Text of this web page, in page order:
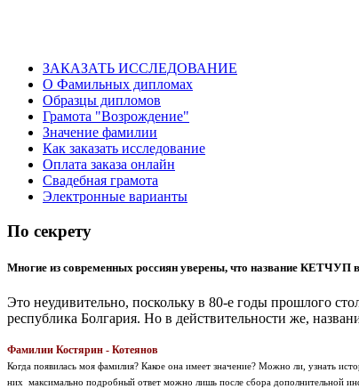
ЗАКАЗАТЬ ИССЛЕДОВАНИЕ
О Фамильных дипломах
Образцы дипломов
Грамота "Возрождение"
Значение фамилии
Как заказать исследование
Оплата заказа онлайн
Свадебная грамота
Электронные варианты
По секрету
Многие из современных россиян уверены, что название КЕТЧУП
Это неудивительно, поскольку в 80-е годы прошлого
республика Болгария. Но в действительности же,
Фамилии Костярин - Котеянов
Когда появилась моя фамилия? Какое она имеет значение? Можно ли, узнать
них максимально подробный ответ можно лишь после сбора дополнительной